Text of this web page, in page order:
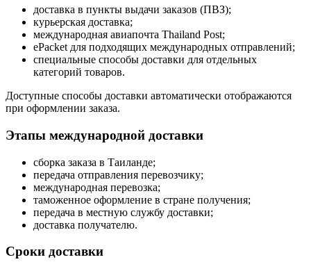
доставка в пункты выдачи заказов (ПВЗ);
курьерская доставка;
международная авиапочта Thailand Post;
ePacket для подходящих международных отправлений;
специальные способы доставки для отдельных
категорий товаров.
Доступные способы доставки автоматически отображаются
при оформлении заказа.
Этапы международной доставки
сборка заказа в Таиланде;
передача отправления перевозчику;
международная перевозка;
таможенное оформление в стране получения;
передача в местную службу доставки;
доставка получателю.
Сроки доставки